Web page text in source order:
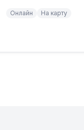
Онлайн На карту